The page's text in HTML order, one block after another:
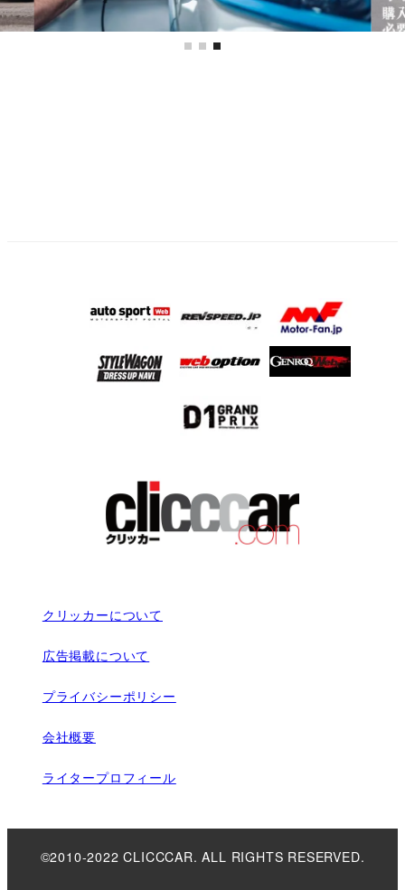
クリッカーについて
広告掲載について
プライバシーポリシー
会社概要
ライタープロフィール
©2010-2022 CLICCCAR. ALL RIGHTS RESERVED.